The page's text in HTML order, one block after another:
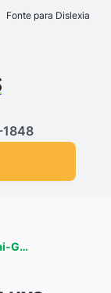
links
Fonte para Dislexia
principal
G…